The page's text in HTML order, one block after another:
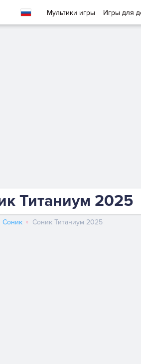
Мультики игры Игры для
5
Титаниум 2025
Соник Соник Титаниум 2025